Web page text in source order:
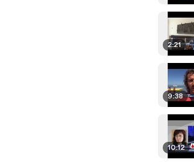
2:21
9:38
10:12